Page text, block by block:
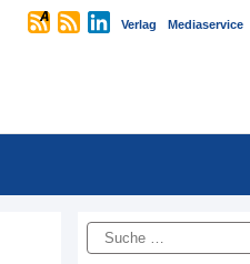
Verlag Mediaservice
Suche